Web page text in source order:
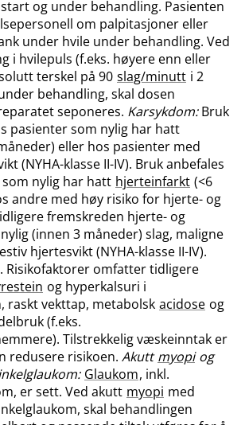
og under behandling. Pasienten
om palpitasjoner eller
under hvile under behandling. Ved
i hvilepuls (f.eks. høyere enn eller
terskel på 90 slag​/​minutt i 2
behandling, skal dosen
seponeres. Karsykdom:Bruk
pasienter som nylig har hatt
eller hos pasienter med
(NYHA-klasse II-IV). Bruk anbefales
nylig har hatt hjerteinfarkt (<6
andre med høy risiko for hjerte- og
fremskreden hjerte- og
(innen 3 måneder) slag, maligne
hjertesvikt (NYHA-klasse II-IV).
Risikofaktorer omfatter tidligere
og hyperkalsuri i
raskt vekttap, metabolsk acidose og
(f.eks.
Tilstrekkelig væskeinntak er
redusere risikoen. Akuttmyopiog
Glaukom, inkl.
er sett. Ved akutt myopi med
skal behandlingen